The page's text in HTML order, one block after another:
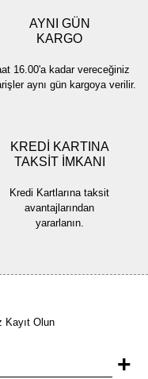
AYNI GÜN
KARGO
16.00'a kadar vereceğiniz
aynı gün kargoya verilir.
KREDİ KARTINA
TAKSİT İMKANI
Kredi Kartlarına taksit
avantajlarından
yararlanın.
Kayıt Olun
+